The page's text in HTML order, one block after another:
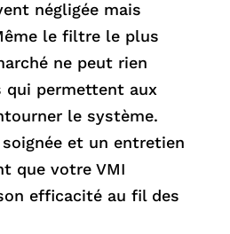
négligée mais
le filtre le plus
ne peut rien
permettent aux
le système.
et un entretien
que votre VMI
efficacité au fil des